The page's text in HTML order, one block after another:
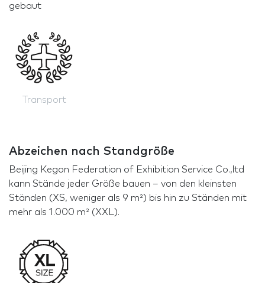
gebaut
Transport
Abzeichen nach Standgröße
Beijing Kegon Federation of Exhibition Service Co.,ltd
kann Stände jeder Größe bauen – von den kleinsten
Ständen (XS, weniger als 9 m²) bis hin zu Ständen mit
mehr als 1.000 m² (XXL).